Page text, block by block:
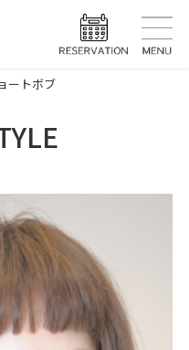
HAIR STYLE
HAIR CARE ヘアケア
HEAD SPA
EYELASH まつげエク
STAFF スタッフ
ートボブ